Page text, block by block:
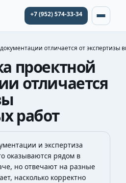
+7 (952) 574-33-34
отличается от экспертизы
проектной
отличается
работ
и экспертиза
оказываются рядом в
но отвечают на разные
насколько корректно